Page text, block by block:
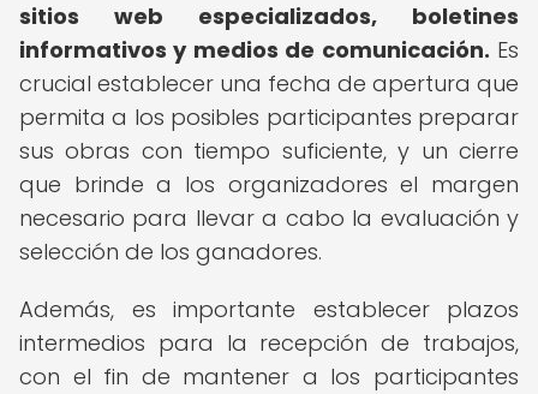
sitios web especializados, boletines
informativos y medios de comunicación. Es
crucial establecer una fecha de apertura que
permita a los posibles participantes preparar
sus obras con tiempo suficiente, y un cierre
que brinde a los organizadores el margen
necesario para llevar a cabo la evaluación y
selección de los ganadores.
Además, es importante establecer plazos
intermedios para la recepción de trabajos,
con el fin de mantener a los participantes